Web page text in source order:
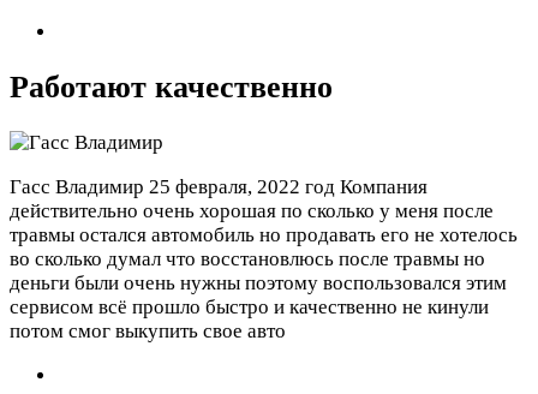
Работают качественно
Гасс Владимир 25 февраля, 2022 год Компания
действительно очень хорошая по сколько у меня после
травмы остался автомобиль но продавать его не хотелось
во сколько думал что восстановлюсь после травмы но
деньги были очень нужны поэтому воспользовался этим
сервисом всё прошло быстро и качественно не кинули
потом смог выкупить свое авто